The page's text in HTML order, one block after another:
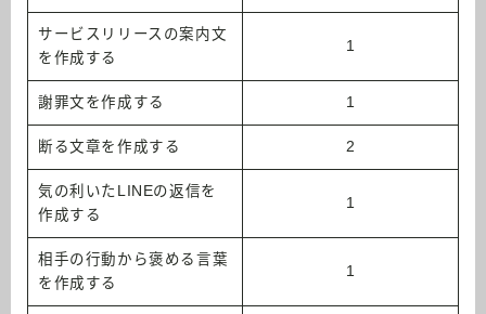
サービスリリースの案内文
を作成する
1
謝罪文を作成する 1
断る文章を作成する 2
気の利いたLINEの返信を
作成する
1
相手の行動から褒める言葉
を作成する
1